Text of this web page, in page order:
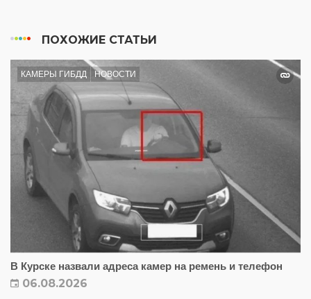
ПОХОЖИЕ СТАТЬИ
КАМЕРЫ ГИБДД НОВОСТИ
В Курске назвали адреса камер на ремень и телефон
06.08.2026